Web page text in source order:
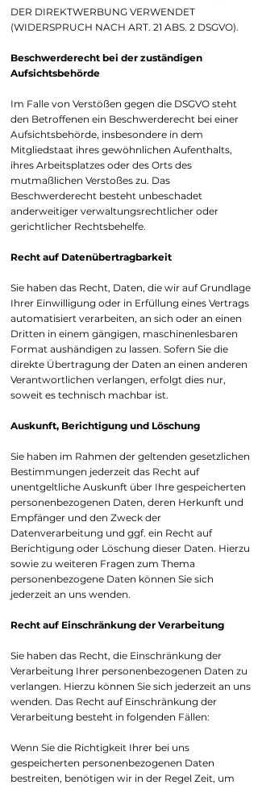
DER DIREKTWERBUNG VERWENDET
(WIDERSPRUCH NACH ART. 21 ABS. 2 DSGVO).
Beschwerderecht bei der zuständigen
Aufsichtsbehörde
Im Falle von Verstößen gegen die DSGVO steht
den Betroffenen ein Beschwerderecht bei einer
Aufsichtsbehörde, insbesondere in dem
Mitgliedstaat ihres gewöhnlichen Aufenthalts,
ihres Arbeitsplatzes oder des Orts des
mutmaßlichen Verstoßes zu. Das
Beschwerderecht besteht unbeschadet
anderweitiger verwaltungsrechtlicher oder
gerichtlicher Rechtsbehelfe.
Recht auf Datenübertragbarkeit
Sie haben das Recht, Daten, die wir auf Grundlage
Ihrer Einwilligung oder in Erfüllung eines Vertrags
automatisiert verarbeiten, an sich oder an einen
Dritten in einem gängigen, maschinenlesbaren
Format aushändigen zu lassen. Sofern Sie die
direkte Übertragung der Daten an einen anderen
Verantwortlichen verlangen, erfolgt dies nur,
soweit es technisch machbar ist.
Auskunft, Berichtigung und Löschung
Sie haben im Rahmen der geltenden gesetzlichen
Bestimmungen jederzeit das Recht auf
unentgeltliche Auskunft über Ihre gespeicherten
personenbezogenen Daten, deren Herkunft und
Empfänger und den Zweck der
Datenverarbeitung und ggf. ein Recht auf
Berichtigung oder Löschung dieser Daten. Hierzu
sowie zu weiteren Fragen zum Thema
personenbezogene Daten können Sie sich
jederzeit an uns wenden.
Recht auf Einschränkung der Verarbeitung
Sie haben das Recht, die Einschränkung der
Verarbeitung Ihrer personenbezogenen Daten zu
verlangen. Hierzu können Sie sich jederzeit an uns
wenden. Das Recht auf Einschränkung der
Verarbeitung besteht in folgenden Fällen:
Wenn Sie die Richtigkeit Ihrer bei uns
gespeicherten personenbezogenen Daten
bestreiten, benötigen wir in der Regel Zeit, um